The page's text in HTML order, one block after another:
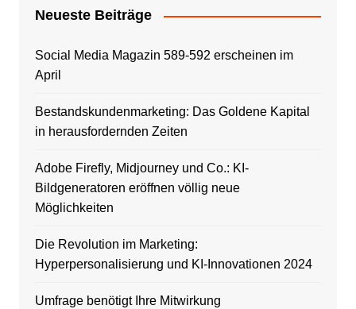
Neueste Beiträge
Social Media Magazin 589-592 erscheinen im
April
Bestandskundenmarketing: Das Goldene Kapital
in herausfordernden Zeiten
Adobe Firefly, Midjourney und Co.: KI-
Bildgeneratoren eröffnen völlig neue
Möglichkeiten
Die Revolution im Marketing:
Hyperpersonalisierung und KI-Innovationen 2024
Umfrage benötigt Ihre Mitwirkung